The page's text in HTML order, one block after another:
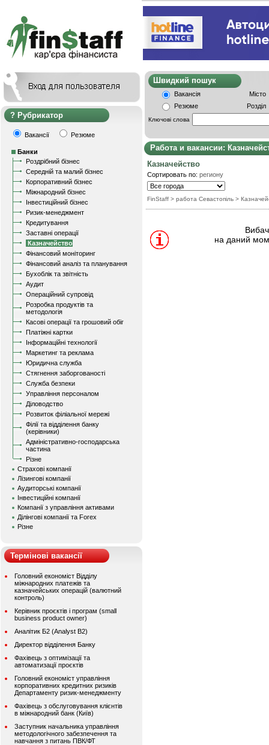
Рубрикатор
Вакансії Резюме
Банки
Роздрібний бізнес
Середній та малий бізнес
Корпоративний бізнес
Міжнародний бізнес
Інвестиційний бізнес
Ризик-менеджмент
Кредитування
Заставні операції
Казначейство
Фінансовий моніторинг
Фінансовий аналіз та планування
Бухоблік та звітність
Аудит
Операційний супровід
Розробка продуктів та
методологія
Касові операції та грошовий обіг
Платіжні картки
Інформаційні технології
Маркетинг та реклама
Юридична служба
Стягнення заборгованості
Служба безпеки
Управління персоналом
Діловодство
Розвиток філіальної мережі
Філії та відділення банку
(керівники)
Адміністративно-господарська
частина
Різне
Страхові компанії
Лізингові компанії
Аудиторські компанії
Інвестиційні компанії
Компанії з управління активами
Ділінгові компанії та Forex
Різне
Термінові вакансії
Головний економіст Відділу
міжнародних платежів та
казначейських операцій (валютний
контроль)
Керівник проєктів і програм (small
business product owner)
Аналітик Б2 (Analyst B2)
Директор відділення Банку
Фахівець з оптимізації та
автоматизації проєктів
Головний економіст управління
корпоративних кредитних ризиків
Департаменту ризик-менеджменту
Фахівець з обслуговування клієнтів
в міжнародний банк (Київ)
Заступник начальника управління
методологічного забезпечення та
навчання з питань ПВК/ФТ
Швидкий
Вакансія
Місто
Резюме
Розділ
Ключові слова
Работа и вакансии:
Казначейство
Сортировать по: региону
FinStaff > работа Севастопіль >
на даний